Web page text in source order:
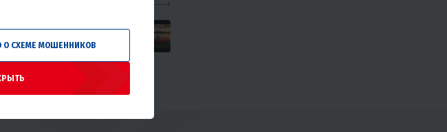
на воде.
О СХЕМЕ МОШЕННИКОВ